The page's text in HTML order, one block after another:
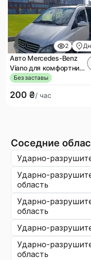
2
Авто Mercedes-Benz
Viano для комфортних
поїздок
Без заставы
200 ₴/ час
Соседние
ударно-
ударно-
область
ударно-
область
ударно-
ударно-
область